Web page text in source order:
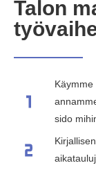
Talon
sido